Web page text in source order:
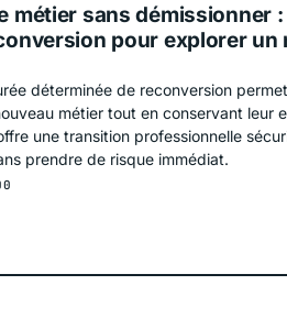
métier sans démissionner
pour explorer un
déterminée de reconversion
métier tout en conservant leur
une transition professionnelle
prendre de risque immédiat.